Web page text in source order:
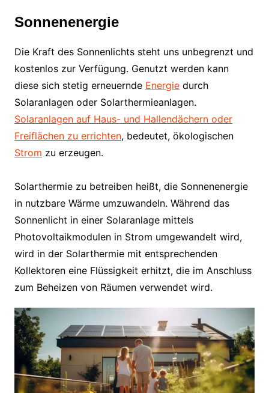
Sonnenenergie
Die Kraft des Sonnenlichts steht uns unbegrenzt und
kostenlos zur Verfügung. Genutzt werden kann
diese sich stetig erneuernde Energiedurch
Solaranlagen oder Solarthermieanlagen.
Solaranlagen auf Haus- und Hallendächern oder
Freiflächen zu errichten, bedeutet, ökologischen
Strom zu erzeugen.
Solarthermie zu betreiben heißt, die Sonnenenergie
in nutzbare Wärme umzuwandeln. Während das
Sonnenlicht in einer Solaranlage mittels
Photovoltaikmodulen in Strom umgewandelt wird,
wird in der Solarthermie mit entsprechenden
Kollektoren eine Flüssigkeit erhitzt, die im Anschluss
zum Beheizen von Räumen verwendet wird.